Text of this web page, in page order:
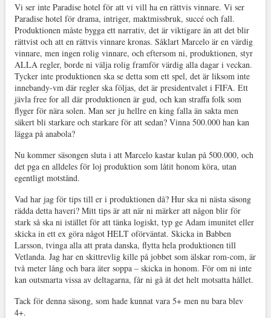
Vi ser inte Paradise hotel för att vi vill ha en rättvis vinnare. Vi ser
Paradise hotel för drama, intriger, maktmissbruk, succé och fall.
Produktionen måste bygga ett narrativ, det är viktigare än att det blir
rättvist och att en rättvis vinnare kronas. Såklart Marcelo är en värdig
vinnare, men ingen rolig vinnare, och eftersom ni, produktionen, styr
ALLA regler, borde ni välja rolig framför värdig alla dagar i veckan.
Tycker inte produktionen ska se detta som ett spel, det är liksom inte
innebandy-vm där regler ska följas, det är presidentvalet i FIFA. Ett
jävla free for all där produktionen är gud, och kan straffa folk som
flyger för nära solen. Man ser ju hellre en king falla än sakta men
säkert bli starkare och starkare för att sedan? Vinna 500.000 han kan
lägga på anabola?
Nu kommer säsongen sluta i att Marcelo kastar kulan på 500.000, och
det pga en alldeles för loj produktion som låtit honom köra, utan
egentligt motstånd.
Vad har jag för tips till er i produktionen då? Hur ska ni nästa säsong
rädda detta haveri? Mitt tips är att när ni märker att någon blir för
stark så ska ni istället för att tänka logiskt, typ ge Adam imunitet eller
skicka in ett ex göra något HELT oförväntat. Skicka in Babben
Larsson, tvinga alla att prata danska, flytta hela produktionen till
Vetlanda. Jag har en skittrevlig kille på jobbet som älskar rom-com, är
två meter lång och bara äter soppa – skicka in honom. För om ni inte
kan outsmarta vissa av deltagarna, får ni gå åt det helt motsatta hållet.
Tack för denna säsong, som hade kunnat vara 5+ men nu bara blev
4+.